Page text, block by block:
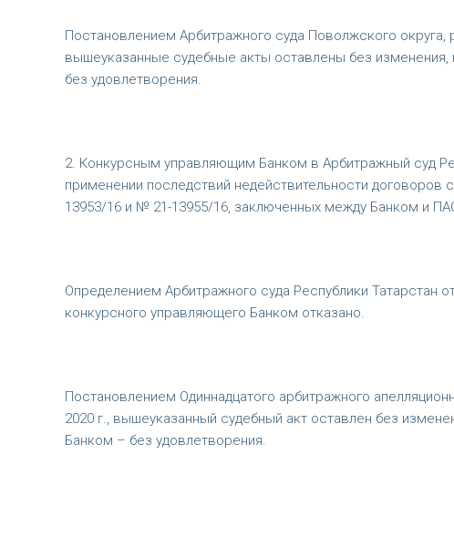
Постановлением Арбитражного суда Поволжского
вышеуказанные судебные акты оставлены без
без удовлетворения.
2. Конкурсным управляющим Банком в Арбитражный суд
применении последствий недействительности договоров
13953/16 и № 21-13955/16, заключенных между Банком и
Определением Арбитражного суда Республики Татарстан
конкурсного управляющего Банком отказано.
Постановлением Одиннадцатого арбитражного
2020 г., вышеуказанный судебный акт оставлен без
Банком – без удовлетворения.